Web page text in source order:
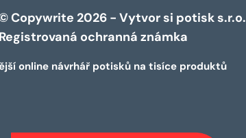
Copywrite 2026 - Vytvor si potisk s.r.o.
Registrovaná ochranná známka
online návrhář potisků na tisíce produktů